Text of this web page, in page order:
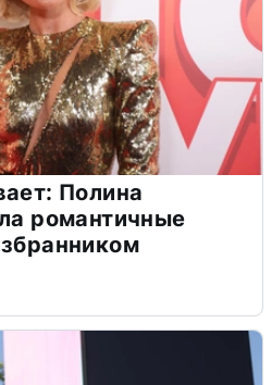
Полина
романтичные